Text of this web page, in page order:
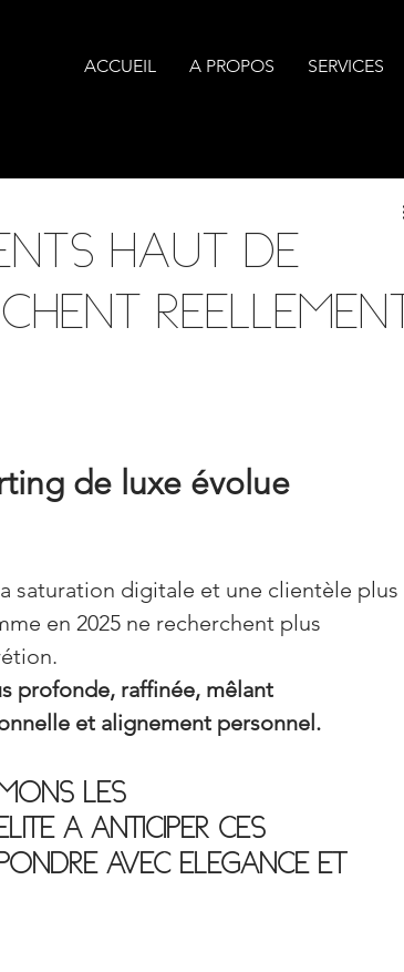
ACCUEIL A PROPOS SERVICES
haut de
réellement
de luxe évolue
saturation digitale et une clientèle plus
en 2025 ne recherchent plus
profonde, raffinée, mêlant
et alignement personnel.
LES
À ANTICIPER CES
AVEC ÉLÉGANCE ET